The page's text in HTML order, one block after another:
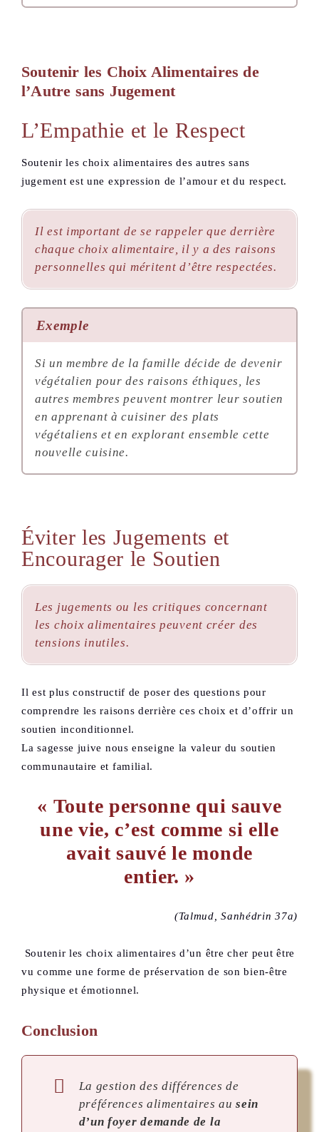
Soutenir les Choix Alimentaires de
l’Autre sans Jugement
L’Empathie et le Respect
Soutenir les choix alimentaires des autres sans
jugement est une expression de l’amour et du respect.
Il est important de se rappeler que derrière
chaque choix alimentaire, il y a des raisons
personnelles qui méritent d’être respectées.
Exemple
Si un membre de la famille décide de devenir
végétalien pour des raisons éthiques, les
autres membres peuvent montrer leur soutien
en apprenant à cuisiner des plats
végétaliens et en explorant ensemble cette
nouvelle cuisine.
Éviter les Jugements et
Encourager le Soutien
Les jugements ou les critiques concernant
les choix alimentaires peuvent créer des
tensions inutiles.
Il est plus constructif de poser des questions pour
comprendre les raisons derrière ces choix et d’offrir un
soutien inconditionnel.
La sagesse juive nous enseigne la valeur du soutien
communautaire et familial.
« Toute personne qui sauve
une vie, c’est comme si elle
avait sauvé le monde
entier. »
(Talmud, Sanhédrin 37a)
Soutenir les choix alimentaires d’un être cher peut être
vu comme une forme de préservation de son bien-être
physique et émotionnel.
Conclusion
La gestion des différences de
préférences alimentaires ausein
d’un foyer demande de la